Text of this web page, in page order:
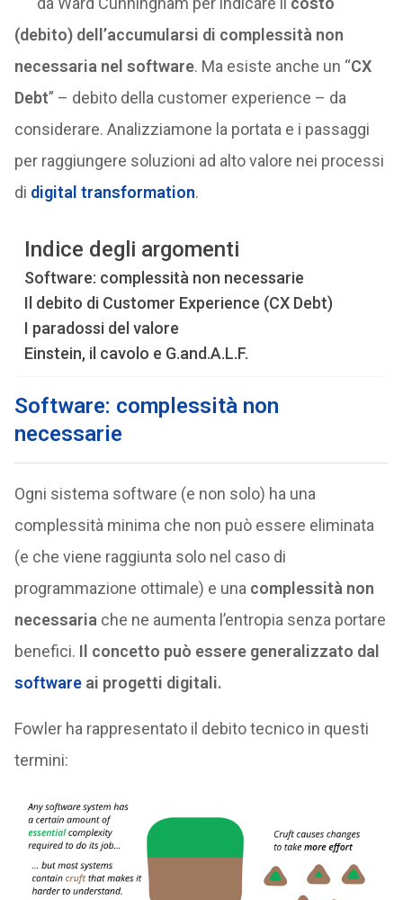
(debito) dell’accumularsi di complessità non
necessaria nel software. Ma esiste anche un “CX
Debt” – debito della customer experience – da
considerare. Analizziamone la portata e i passaggi
per raggiungere soluzioni ad alto valore nei processi
di digital transformation.
Indice degli argomenti
Software: complessità non necessarie
Il debito di Customer Experience (CX Debt)
I paradossi del valore
Einstein, il cavolo e G.and.A.L.F.
Software: complessità non
necessarie
Ogni sistema software (e non solo) ha una
complessità minima che non può essere eliminata
(e che viene raggiunta solo nel caso di
programmazione ottimale) e una complessità non
necessaria che ne aumenta l’entropia senza portare
benefici. Il concetto può essere generalizzato dal
softwareai progetti digitali.
Fowler ha rappresentato il debito tecnico in questi
termini: